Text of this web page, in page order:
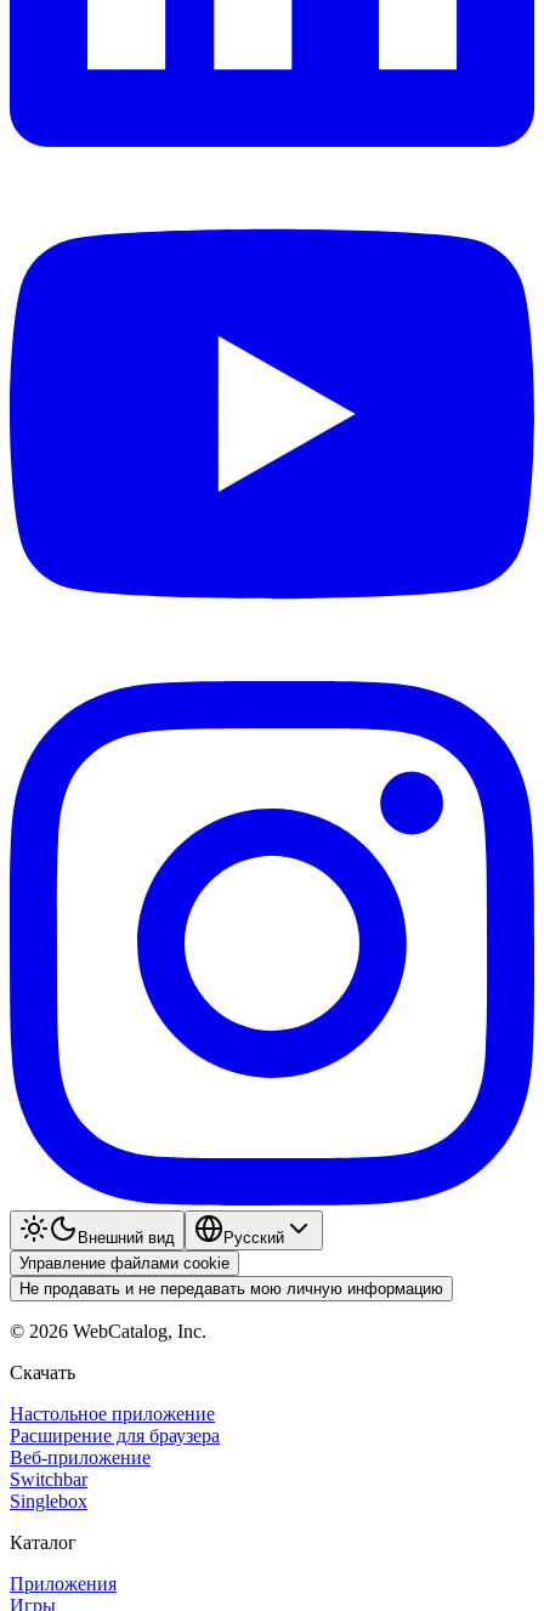
Внешний вид
Pyccкий
Управление файлами cookie
Не продавать и не передавать мою личную информацию
© 2026 WebCatalog, Inc.
Скачать
Настольное приложение
Расширение для браузера
Веб-приложение
Switchbar
Singlebox
Каталог
Приложения
Игры